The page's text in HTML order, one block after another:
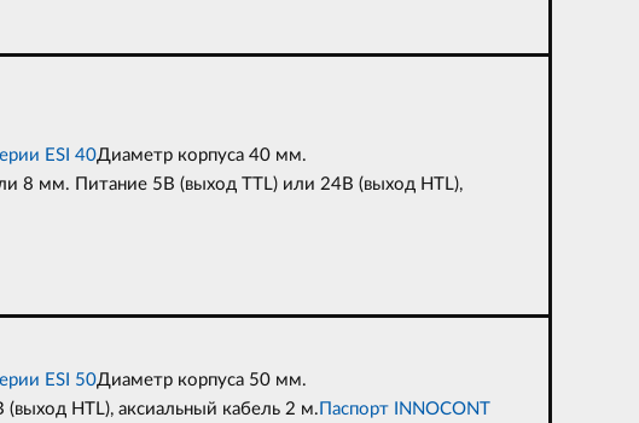
ESI 40Диаметр корпуса 40 мм.
8 мм. Питание 5В (выход TTL) или 24В (выход НTL),
ESI 50Диаметр корпуса 50 мм.
НTL), аксиальный кабель 2 м. Паспорт INNOCONT